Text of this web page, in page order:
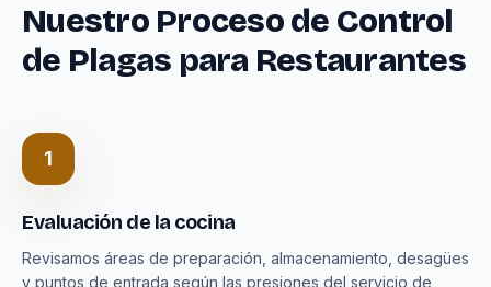
Nuestro Proceso de Control
de Plagas para Restaurantes
1
Evaluación de la cocina
Revisamos áreas de preparación, almacenamiento, desagües
y puntos de entrada según las presiones del servicio de